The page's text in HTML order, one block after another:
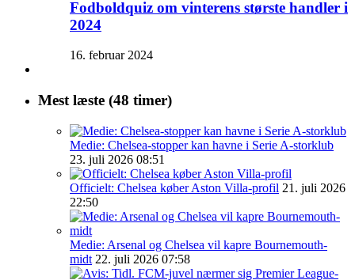
Fodboldquiz om vinterens største handler i
2024
16. februar 2024
Mest læste (48 timer)
Medie: Chelsea-stopper kan havne i Serie A-storklub
23. juli 2026 08:51
Officielt: Chelsea køber Aston Villa-profil 21. juli 2026
22:50
Medie: Arsenal og Chelsea vil kapre Bournemouth-
midt 22. juli 2026 07:58